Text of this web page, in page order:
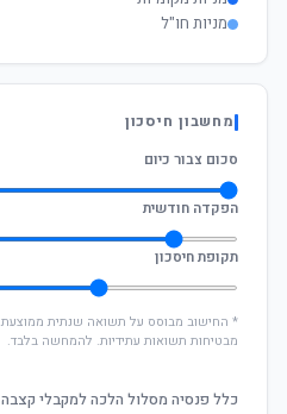
מניות חו"ל
מחשבון חיסכון
סכום צבור כיום
הפקדה חודשית
תקופת חיסכון
מבטיחות תשואות עתידיות. להמחשה בלבד.
כלל פנסיה מסלול הלכה למקבלי קצבה